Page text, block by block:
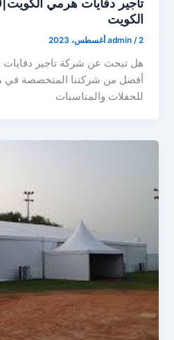
الكويت
admin /2 أغسطس، 2023
هل تبحث عن شركة تاجير دفايات
أفضل من شركتنا المتخصصة في
للحفلات والمناسبات